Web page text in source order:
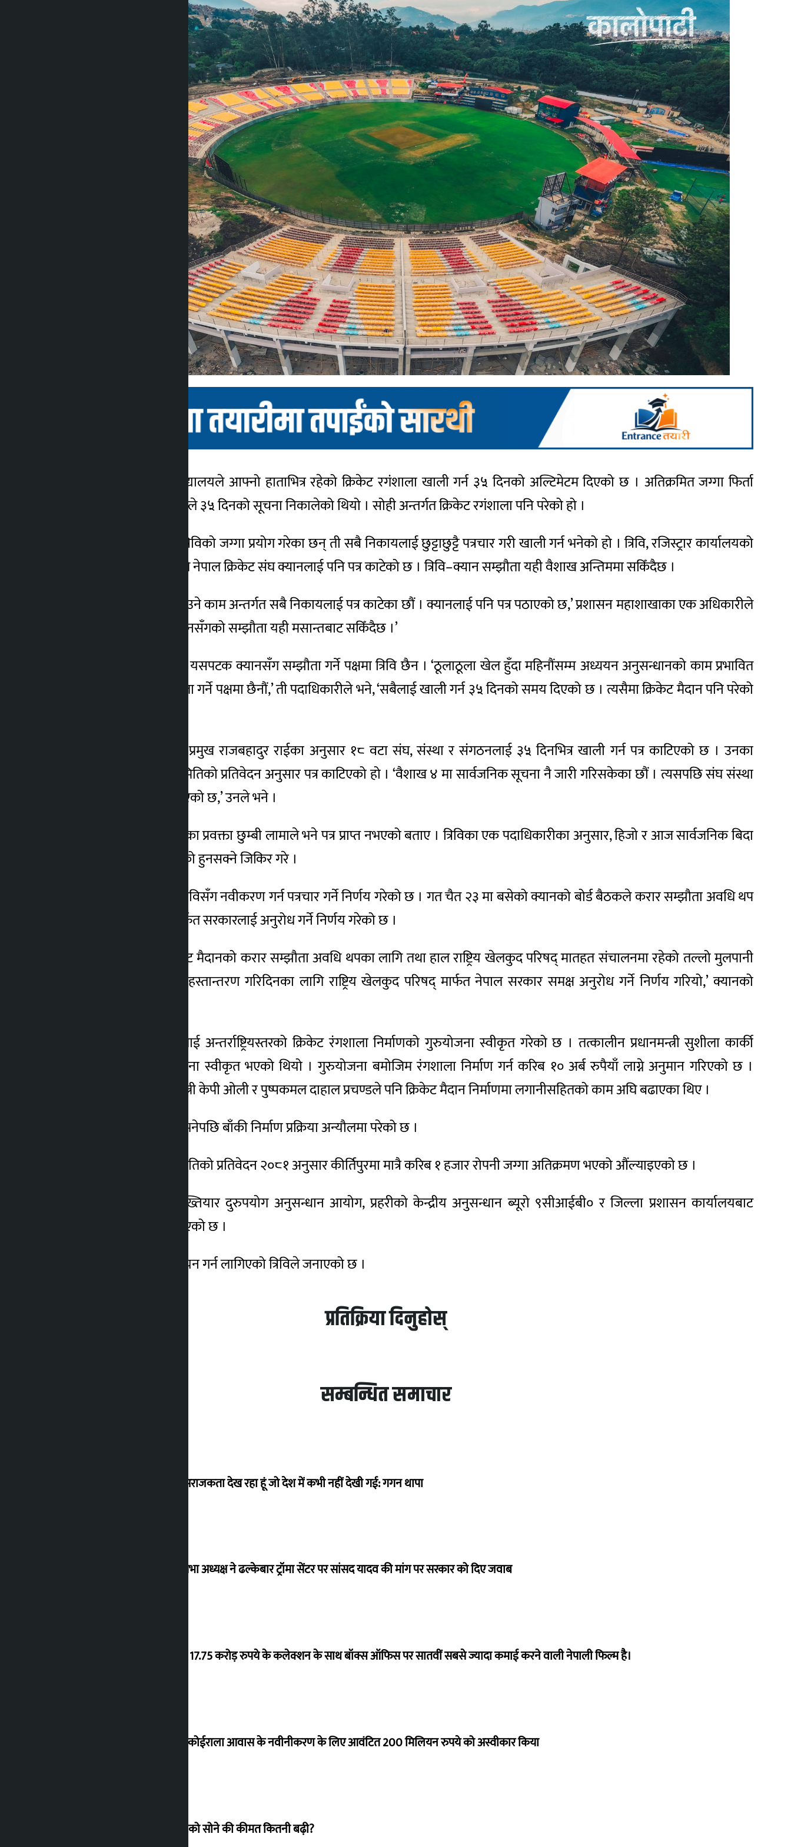
काठमाडौं । त्रिभुवन विश्वविद्यालयले आफ्नो हाताभित्र रहेको क्रिकेट रगंशाला खाली गर्न ३५ दिनको अल्टिमेटम दिएको छ । अतिक्रमित जग्गा फिर्ता
ल्याउन गत ४ वैशाखमा त्रिविले ३५ दिनको सूचना निकालेको थियो । सोही अन्तर्गत क्रिकेट रगंशाला पनि परेको हो ।
३५ दिने सूचनापछि जसले त्रिविको जग्गा प्रयोग गरेका छन् ती सबै निकायलाई छुट्टाछुट्टै पत्रचार गरी खाली गर्न भनेको हो । त्रिवि, रजिस्ट्रार कार्यालयको
सामान्य प्रशासन महाशाखाले नेपाल क्रिकेट संघ क्यानलाई पनि पत्र काटेको छ । त्रिवि–क्यान सम्झौता यही वैशाख अन्तिममा सकिँदैछ ।
‘अतिक्रमित जग्गा फिर्ता ल्याउने काम अन्तर्गत सबै निकायलाई पत्र काटेका छौं । क्यानलाई पनि पत्र पठाएको छ,’ प्रशासन महाशाखाका एक अधिकारीले
अनलाइनखबरसँग भने, ‘क्यानसँगको सम्झौता यही मसान्तबाट सकिँदैछ ।’
एक पदाधिकारीका अनुसार, यसपटक क्यानसँग सम्झौता गर्ने पक्षमा त्रिवि छैन । ‘ठूलाठूला खेल हुँदा महिनौंसम्म अध्ययन अनुसन्धानको काम प्रभावित
भएको छ । यसपटक सम्झौैता गर्ने पक्षमा छैनौं,’ ती पदाधिकारीले भने, ‘सबैलाई खाली गर्न ३५ दिनको समय दिएको छ । त्यसैमा क्रिकेट मैदान पनि परेको
सामान्य प्रशासन महाशाखा प्रमुख राजबहादुर राईका अनुसार १८ वटा संघ, संस्था र संगठनलाई ३५ दिनभित्र खाली गर्न पत्र काटिएको छ । उनका
अनुसार, जग्गा खोजबिन समितिको प्रतिवेदन अनुसार पत्र काटिएको हो । ‘वैशाख ४ मा सार्वजनिक सूचना नै जारी गरिसकेका छौं । त्यसपछि संघ संस्था
र संगठनलाई पत्र पनि काटिएको छ,’ उनले भने ।
नेपाल क्रिकेट संघ ९क्यान० का प्रवक्ता छुम्बी लामाले भने पत्र प्राप्त नभएको बताए । त्रिविका एक पदाधिकारीका अनुसार, हिजो र आज सार्वजनिक बिदा
भएकाले पत्र पुग्न समय लागेको हुनसक्ने जिकिर गरे ।
क्यानको बोर्ड बैठकले भने त्रिविसँग नवीकरण गर्न पत्रचार गर्ने निर्णय गरेको छ । गत चैत २३ मा बसेको क्यानको बोर्ड बैठकले करार सम्झौता अवधि थप
गर्न राष्ट्रिय खेलकुद परिषद्मार्फत सरकारलाई अनुरोध गर्ने निर्णय गरेको छ ।
‘त्रिभुवन विश्वविद्यालय क्रिकेट मैदानको करार सम्झौता अवधि थपका लागि तथा हाल राष्ट्रिय खेलकुद परिषद् मातहत संचालनमा रहेको तल्लो मुलपानी
क्रिकेट मैदान यस संघलाई हस्तान्तरण गरिदिनका लागि राष्ट्रिय खेलकुद परिषद् मार्फत नेपाल सरकार समक्ष अनुरोध गर्ने निर्णय गरियो,’ क्यानको
सरकारले पनि त्रिवि मैदानलाई अन्तर्राष्ट्रियस्तरको क्रिकेट रंगशाला निर्माणको गुरुयोजना स्वीकृत गरेको छ । तत्कालीन प्रधानमन्त्री सुशीला कार्की
नेतृत्वको सरकारले गुरुयोजना स्वीकृत भएको थियो । गुरुयोजना बमोजिम रंगशाला निर्माण गर्न करिब १० अर्ब रुपैयाँ लाग्ने अनुमान गरिएको छ ।
यसअघि तत्कालीन प्रधानमन्त्री केपी ओली र पुष्पकमल दाहाल प्रचण्डले पनि क्रिकेट मैदान निर्माणमा लगानीसहितको काम अघि बढाएका थिए ।
तर त्रिविले मैदान खाली गर्न भनेपछि बाँकी निर्माण प्रक्रिया अन्यौलमा परेको छ ।
त्रिविको जग्गा खोजबिन समितिको प्रतिवेदन २०८१ अनुसार कीर्तिपुरमा मात्रै करिब १ हजार रोपनी जग्गा अतिक्रमण भएको औंल्याइएको छ ।
अतिक्रमणमा संलग्नलाई अख्तियार दुरुपयोग अनुसन्धान आयोग, प्रहरीको केन्द्रीय अनुसन्धान ब्यूरो ९सीआईबी० र जिल्ला प्रशासन कार्यालयबाट
कारबाही गर्न सिफारिस गरिएको छ ।
सोही प्रतिवेदनलाई कार्यान्वयन गर्न लागिएको त्रिविले जनाएको छ ।
प्रतिक्रिया दिनुहोस्
सम्बन्धित समाचार
मैं ऐसी अराजकता देख रहा हूं जो देश में कभी नहीं देखी गई: गगन थापा
विधानसभा अध्यक्ष ने ढल्केबार ट्रॉमा सेंटर पर सांसद यादव की मांग पर सरकार को दिए जवाब
‘गौंथली’ 17.75 करोड़ रुपये के कलेक्शन के साथ बॉक्स ऑफिस पर सातवीं सबसे ज्यादा कमाई करने वाली नेपाली फिल्म है।
शेखर ने कोईराला आवास के नवीनीकरण के लिए आवंटित 200 मिलियन रुपये को अस्वीकार किया
शुक्रवार को सोने की कीमत कितनी बढ़ी?